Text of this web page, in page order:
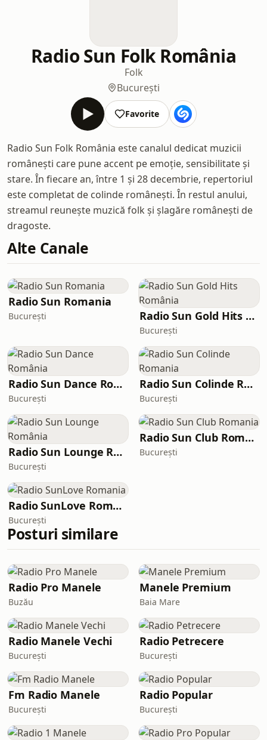
Radio Sun Folk România
Folk
București
Favorite
Radio Sun Folk România este canalul dedicat muzicii
românești care pune accent pe emoție, sensibilitate și
stare. În fiecare an, între 1 și 28 decembrie, repertoriul
este completat de colinde românești. În restul anului,
streamul reunește muzică folk și șlagăre românești de
dragoste.
Alte Canale
Radio Sun Romania
București Radio Sun Gold Hits România
București
Radio Sun Dance România
București
Radio Sun Colinde Romania
București
Radio Sun Lounge România
București
Radio Sun Club Romania
București
Radio SunLove Romania
București
Posturi similare
Radio Pro Manele
Buzău
Manele Premium
Baia Mare
Radio Manele Vechi
București
Radio Petrecere
București
Fm Radio Manele
București
Radio Popular
București